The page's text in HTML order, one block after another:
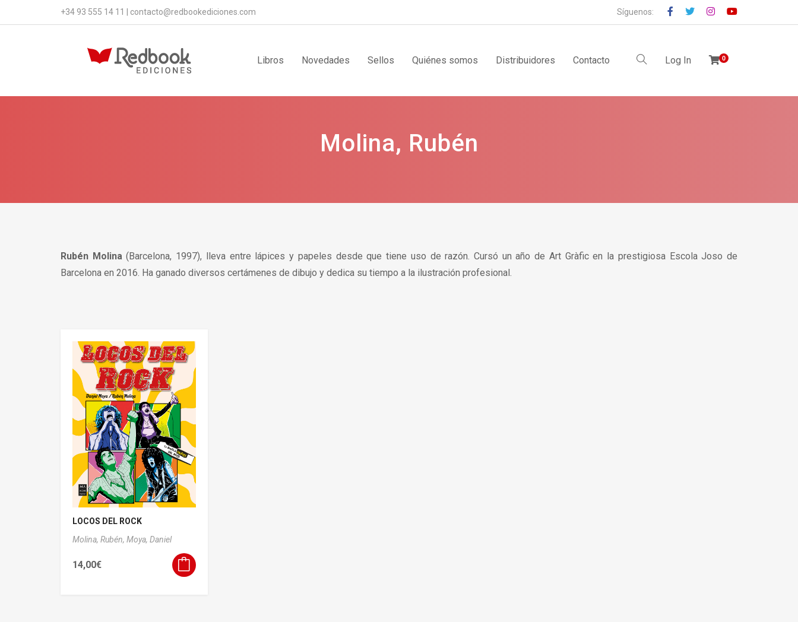
+34 93 555 14 11 contacto@redbookediciones.com Síguenos:
Libros Novedades Sellos Quiénes somos Distribuidores Contacto Log In 0
Molina, Rubén
Rubén Molina(Barcelona, 1997), lleva entre lápices y papeles desde que tiene uso de razón. Cursó un año de Art Gràfic en la prestigiosa Escola Joso de
Barcelona en 2016. Ha ganado diversos certámenes de dibujo y dedica su tiempo a la ilustración profesional.
LOCOS DEL ROCK
Molina, Rubén, Moya, Daniel
14,00€